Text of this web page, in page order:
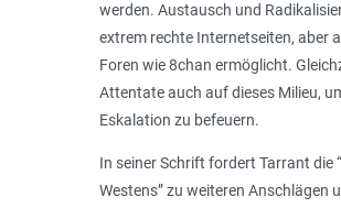
werden. Austausch und
extrem rechte Internetseiten, aber
Foren wie 8chan ermöglicht.
Attentate auch auf dieses Milieu,
Eskalation zu befeuern.
In seiner Schrift fordert Tarrant die “
Westens” zu weiteren Anschlägen